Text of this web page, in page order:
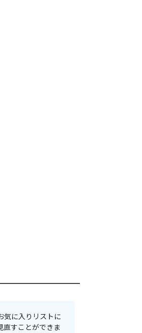
気に入りリストに
直すことができま